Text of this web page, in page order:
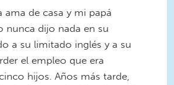
ama de casa y mi papá
nunca dijo nada en su
a su limitado inglés y a su
el empleo que era
hijos. Años más tarde,